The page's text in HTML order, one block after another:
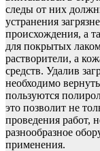
следы от них
устранения
происхождения, а
для покрытых
растворители, а
средств. Удалив
необходимо
пользуются
это позволит не
проведения работ,
разнообразное
применения.